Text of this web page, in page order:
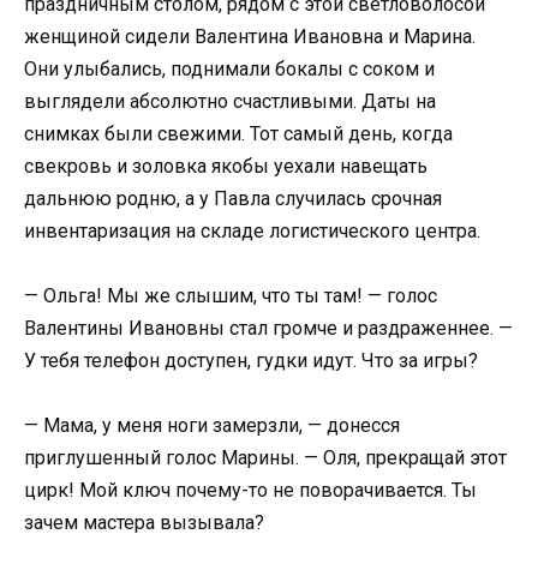
женщиной сидели Валентина Ивановна и Марина.
Они улыбались, поднимали бокалы с соком и
выглядели абсолютно счастливыми. Даты на
снимках были свежими. Тот самый день, когда
свекровь и золовка якобы уехали навещать
дальнюю родню, а у Павла случилась срочная
инвентаризация на складе логистического центра.
— Ольга! Мы же слышим, что ты там! — голос
Валентины Ивановны стал громче и раздраженнее. —
У тебя телефон доступен, гудки идут. Что за игры?
— Мама, у меня ноги замерзли, — донесся
приглушенный голос Марины. — Оля, прекращай этот
цирк! Мой ключ почему-то не поворачивается. Ты
зачем мастера вызывала?